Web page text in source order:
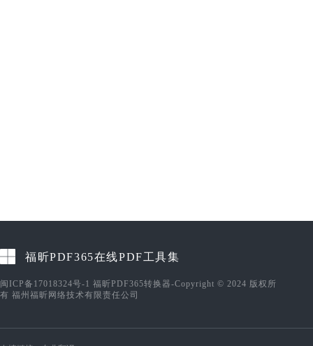
福昕PDF365在线PDF工具集
闽ICP备17018324号-1 福昕PDF365转换器-Copyright © 2024 版权所
有 福州福昕网络技术有限责任公司